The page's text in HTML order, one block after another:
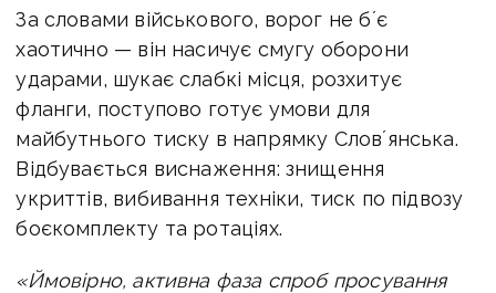
За словами військового, ворог не бʼє
хаотично — він насичує смугу оборони
ударами, шукає слабкі місця, розхитує
фланги, поступово готує умови для
майбутнього тиску в напрямку Словʼянська.
Відбувається виснаження: знищення
укриттів, вибивання техніки, тиск по підвозу
боєкомплекту та ротаціях.
«Ймовірно, активна фаза спроб просування